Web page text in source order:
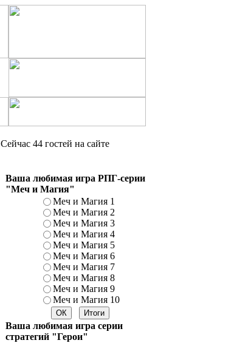
Сейчас 44 гостей на сайте
Ваша любимая игра РПГ-серии
"Меч и Магия"
Меч и Магия 1
Меч и Магия 2
Меч и Магия 3
Меч и Магия 4
Меч и Магия 5
Меч и Магия 6
Меч и Магия 7
Меч и Магия 8
Меч и Магия 9
Меч и Магия 10
Ваша любимая игра серии
стратегий "Герои"